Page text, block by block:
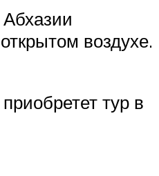
воздухе.
тур в